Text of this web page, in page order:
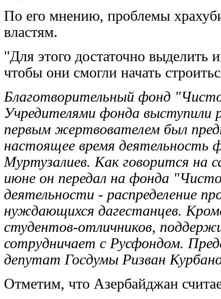
По его мнению, проблемы
властям.
"Для этого достаточно
чтобы они смогли начать
Благотворительный фонд
Учредителями фонда выступили
первым жертвователем был
настоящее время деятельность
Муртузалиев. Как говорится на
июне он передал на фонда
деятельности - распределение
нуждающихся дагестанцев.
студентов-отличников,
сотрудничает с Русфондом.
депутат Госдумы Ризван
Отметим, что Азербайджан